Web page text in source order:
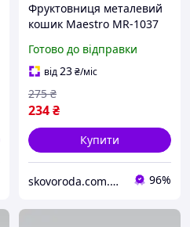
Фруктовниця металевий
кошик Maestro MR-1037
декоративний настільний
Готово до відправки
від23₴/міс
234₴
275 ₴
Купити
skovoroda.com.ua – все для кухні та дому 96%